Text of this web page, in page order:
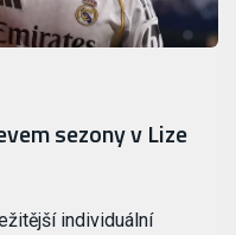
sezony v Lize
individuální